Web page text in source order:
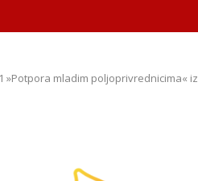
mladim poljoprivrednicima« iz